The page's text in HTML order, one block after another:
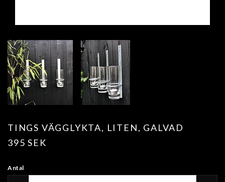
TINGS VÄGGLYKTA, LITEN, GALVAD
395 SEK
Antal